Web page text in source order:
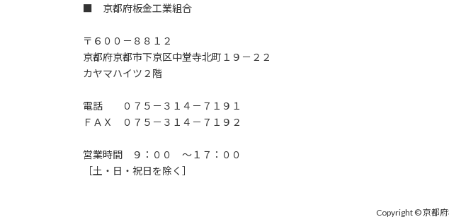
■ 京都府板金工業組合
〒６００－８８１２
京都府京都市下京区中堂寺北町１９－２２
カヤマハイツ２階
電話 ０７５－３１４－７１９１
ＦＡＸ ０７５－３１４－７１９２
営業時間 ９：００ ～１７：００
［土・日・祝日を除く］
Copyright © 京都